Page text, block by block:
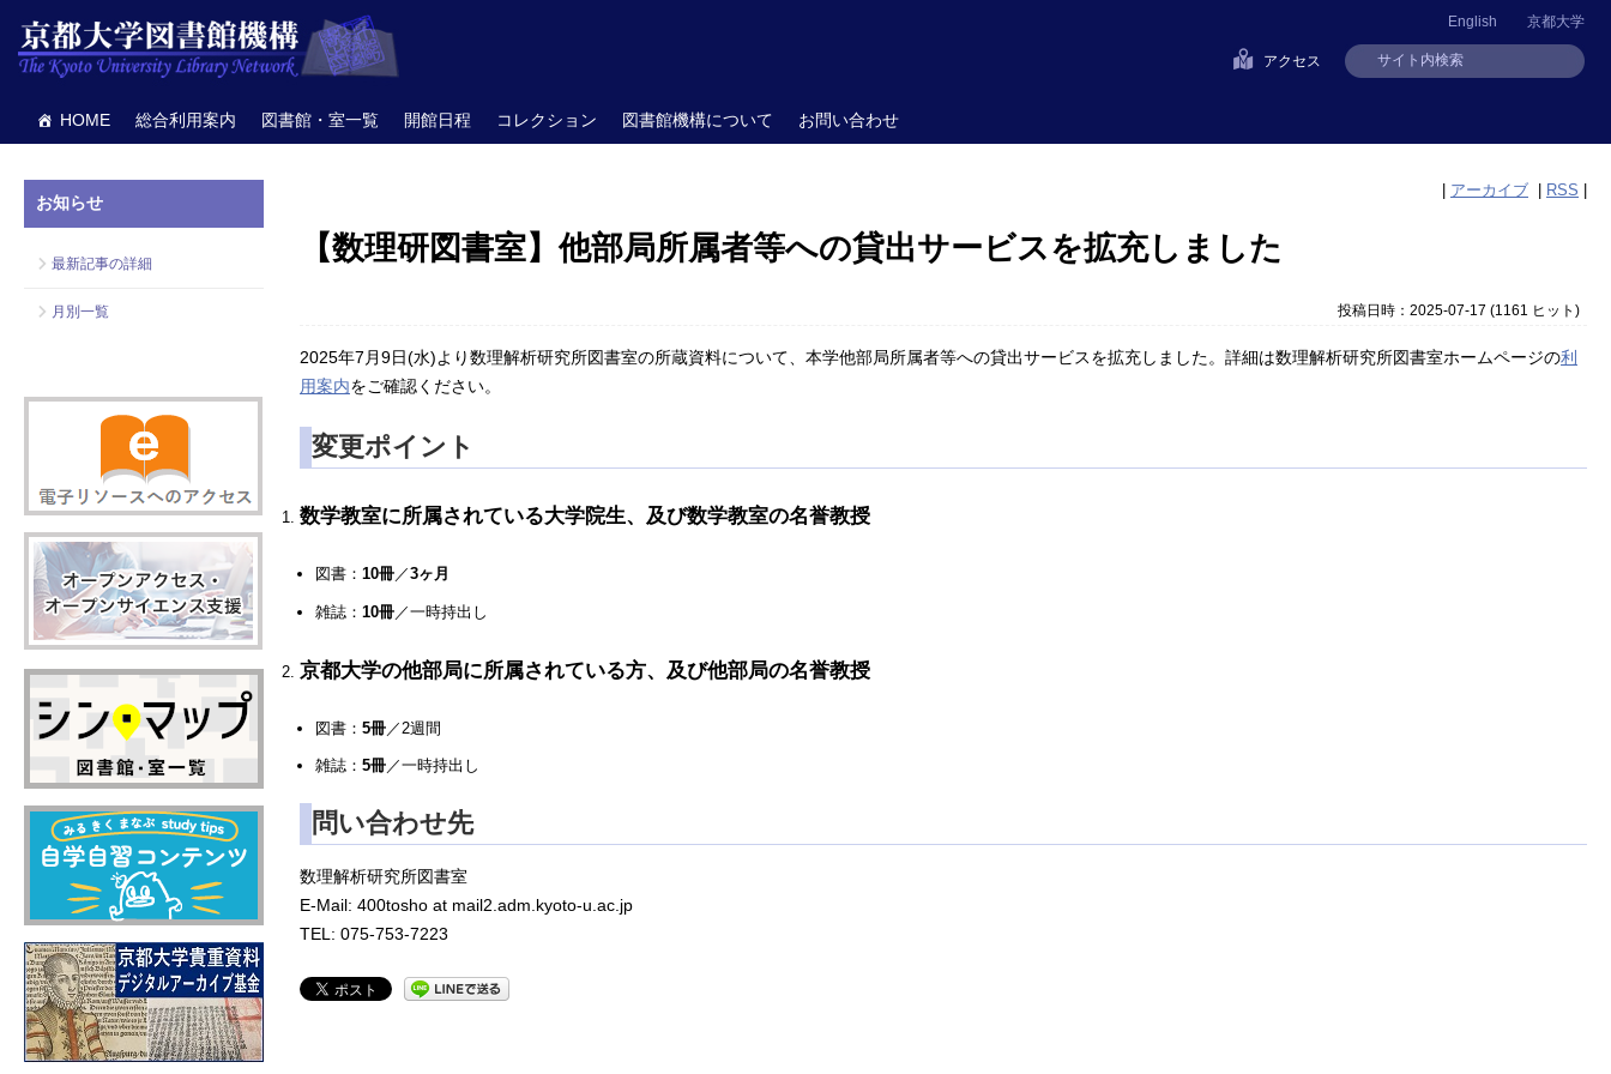
京都大学
English
アクセス
HOME 総合利用案内 図書館・室一覧 開館日程 コレクション 図書館機構について お問い合わせ
| アーカイブ | RSS |
【数理研図書室】他部局所属者等への貸出サービスを拡充しました
投稿日時：2025-07-17 (1161 ヒット )
2025年7月9日(水)より数理解析研究所図書室の所蔵資料について、本学他部局所属者等への貸出サービスを拡充しました。詳細は数理解析研究所図書室ホームページの利
用案内をご確認ください。
変更ポイント
数学教室に所属されている大学院生、及び数学教室の名誉教授
図書：10冊／3ヶ月
雑誌：10冊 ／一時持出し
京都大学の他部局に所属されている方、及び他部局の名誉教授
図書：5冊 ／2週間
雑誌：5冊／一時持出し
問い合わせ先
数理解析研究所図書室
E-Mail: 400tosho at mail2.adm.kyoto-u.ac.jp
TEL: 075-753-7223
お知らせ
最新記事の詳細
月別一覧